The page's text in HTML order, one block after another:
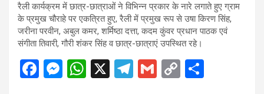
रैली कार्यक्रम में छात्र-छात्राओं ने विभिन्न प्रकार के नारे लगाते हुए ग्राम
के प्रमुख चौराहे पर एकत्रित हुए, रैली में प्रमुख रूप से उषा किरण सिंह,
जरीना परवीन, अबुल कमर, शर्मिष्ठा दत्ता, कदम कुंवर प्रधान पाठक एवं
संगीता तिवारी, गौरी शंकर सिंह व छात्र-छात्राएं उपस्थित रहे।
F
M W X
T
G
C